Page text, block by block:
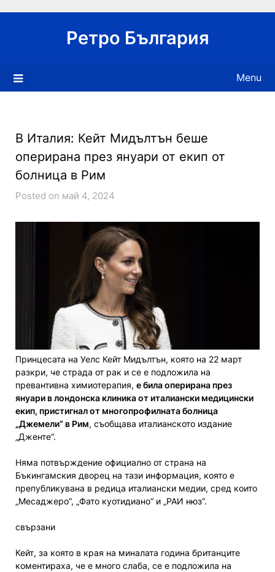
Ретро България
Menu
В Италия: Кейт Мидълтън беше
оперирана през януари от екип от
болница в Рим
Posted on май 4, 2024
Принцесата на Уелс Кейт Мидълтън, която на 22 март
разкри, че страда от рак и се е подложила на
превантивна химиотерапия, е била оперирана през
януари в лондонска клиника от италиански медицински
екип, пристигнал от многопрофилната болница
„Джемели“ в Рим, съобщава италианското издание
„Дженте“.
Няма потвърждение официално от страна на
Бъкингамския дворец на тази информация, която е
препубликувана в редица италиански медии, сред които
„Месаджеро“, „Фато куотидиано“ и „РАИ нюз“.
свързани
Кейт, за която в края на миналата година британците
коментираха, че е много слаба, се е подложила на